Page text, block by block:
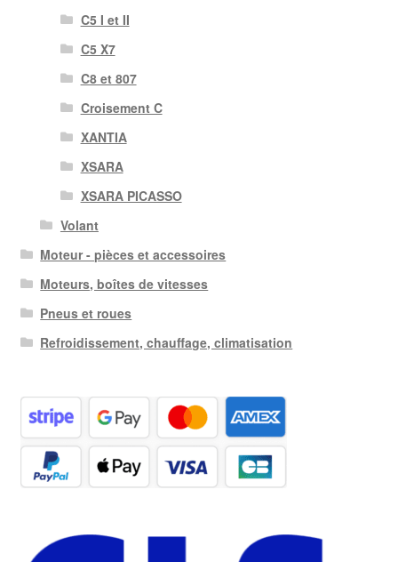
C5 I et II
C5 X7
C8 et 807
Croisement C
XANTIA
XSARA
XSARA PICASSO
Volant
Moteur - pièces et accessoires
Moteurs, boîtes de vitesses
Pneus et roues
Refroidissement, chauffage, climatisation